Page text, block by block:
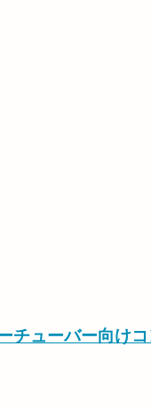
チューバー向け